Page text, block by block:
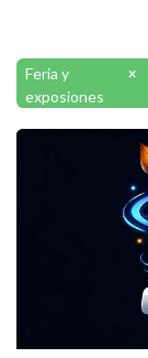
Feria y
exposiones
×